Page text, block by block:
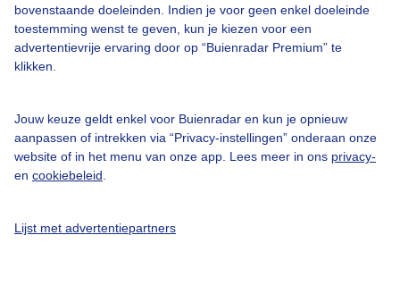
bovenstaande doeleinden. Indien je voor geen enkel doeleinde
toestemming wenst te geven, kun je kiezen voor een
advertentievrije ervaring door op “Buienradar Premium” te
klikken.
Jouw keuze geldt enkel voor Buienradar en kun je opnieuw
aanpassen of intrekken via “Privacy-instellingen” onderaan onze
website of in het menu van onze app. Lees meer in ons privacy-
en cookiebeleid
Lijst met advertentiepartners
Een moment geduld aub...
Over Buienradar
Veelgestelde vragen